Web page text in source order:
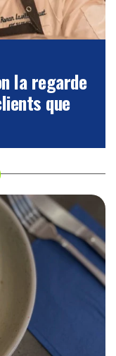
la regarde
que